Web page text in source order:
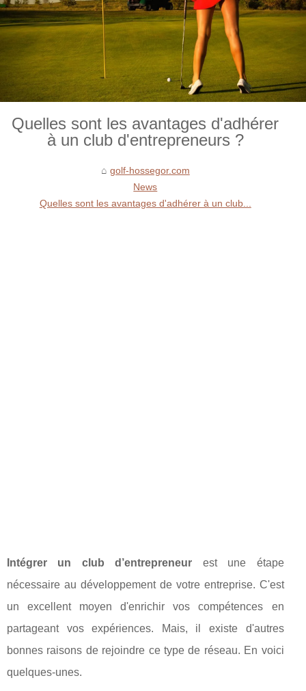
Quelles sont les avantages d'adhérer
à un club d'entrepreneurs ?
golf-hossegor.com
News
Quelles sont les avantages d'adhérer à un club...
Intégrer un club d’entrepreneur est une étape
nécessaire au développement de votre entreprise. C'est
un excellent moyen d'enrichir vos compétences en
partageant vos expériences. Mais, il existe d'autres
bonnes raisons de rejoindre ce type de réseau. En voici
quelques-unes.